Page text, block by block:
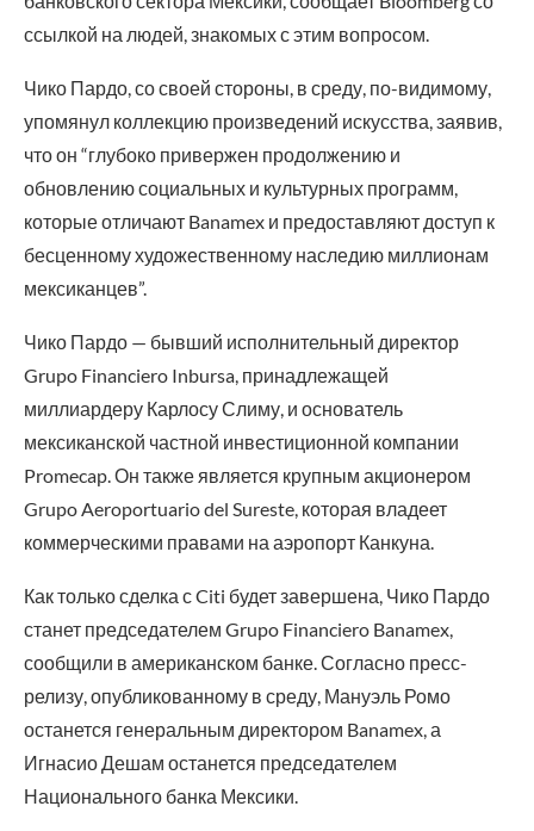
ссылкой на людей, знакомых с этим вопросом.
Чико Пардо, со своей стороны, в среду, по-видимому,
упомянул коллекцию произведений искусства, заявив,
что он “глубоко привержен продолжению и
обновлению социальных и культурных программ,
которые отличают Banamex и предоставляют доступ к
бесценному художественному наследию миллионам
мексиканцев”.
Чико Пардо — бывший исполнительный директор
Grupo Financiero Inbursa, принадлежащей
миллиардеру Карлосу Слиму, и основатель
мексиканской частной инвестиционной компании
Promecap. Он также является крупным акционером
Grupo Aeroportuario del Sureste, которая владеет
коммерческими правами на аэропорт Канкуна.
Как только сделка с Citi будет завершена, Чико Пардо
станет председателем Grupo Financiero Banamex,
сообщили в американском банке. Согласно пресс-
релизу, опубликованному в среду, Мануэль Ромо
останется генеральным директором Banamex, а
Игнасио Дешам останется председателем
Национального банка Мексики.